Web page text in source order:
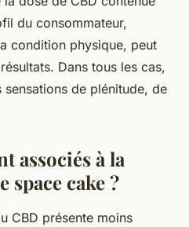
du consommateur,
condition physique, peut
Dans tous les cas,
de plénitude, de
associés à la
space cake ?
CBD présente moins